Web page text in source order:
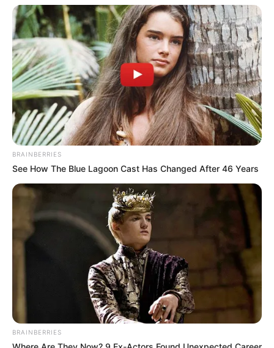
Home talk
BRAINBERRIES
See How The Blue Lagoon Cast Has Changed After 46 Years
BRAINBERRIES